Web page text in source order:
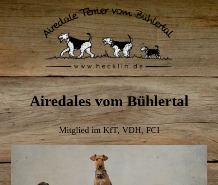
Airedales vom Bühlertal
Mitglied im KfT, VDH, FCI